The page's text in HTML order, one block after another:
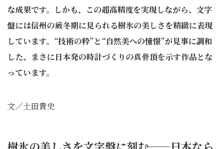
な成果です。しかも、この超高精度を実現しながら、文字
盤には信州の厳冬期に見られる樹氷の美しさを精緻に表現
しています。“技術の粋”と“自然美への憧憬”が見事に調和
した、まさに日本発の時計づくりの真骨頂を示す作品とな
っています。
文／土田貴史